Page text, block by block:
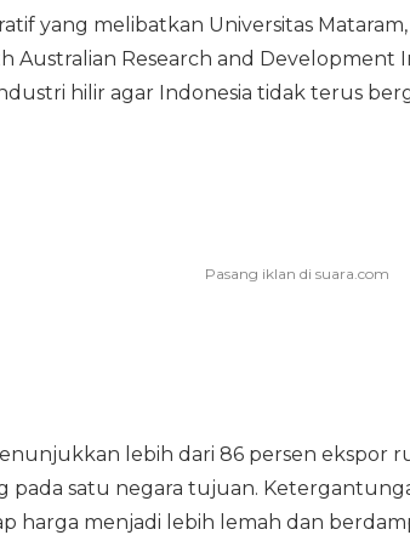
yang melibatkan Universitas Mataram,
Australian Research and
hilir agar Indonesia tidak terus
lebih dari 86 persen ekspor
pada satu negara tujuan.
harga menjadi lebih lemah dan